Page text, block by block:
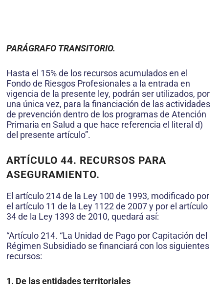
PARÁGRAFO TRANSITORIO.
Hasta el 15% de los recursos acumulados en el
Fondo de Riesgos Profesionales a la entrada en
vigencia de la presente ley, podrán ser utilizados, por
una única vez, para la financiación de las actividades
de prevención dentro de los programas de Atención
Primaria en Salud a que hace referencia el literal d)
del presente artículo”.
ARTÍCULO 44. RECURSOS PARA
ASEGURAMIENTO.
El artículo 214 de la Ley 100 de 1993, modificado por
el artículo 11 de la Ley 1122 de 2007 y por el artículo
34 de la Ley 1393 de 2010, quedará así:
“Artículo 214. “La Unidad de Pago por Capitación del
Régimen Subsidiado se financiará con los siguientes
recursos:
1. De las entidades territoriales